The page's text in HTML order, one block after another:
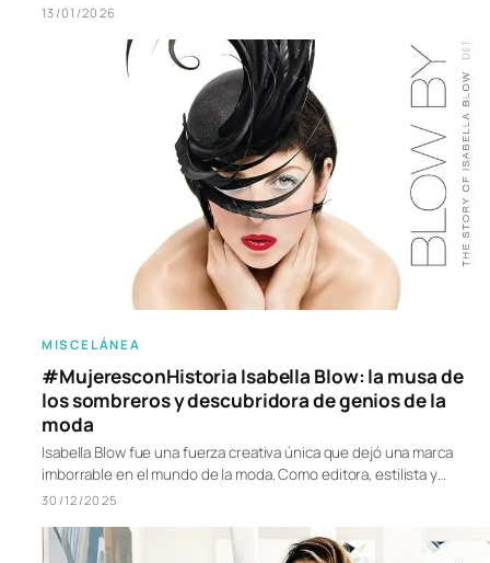
13/01/2026
MISCELÁNEA
#MujeresconHistoria Isabella Blow: la musa de
los sombreros y descubridora de genios de la
moda
Isabella Blow fue una fuerza creativa única que dejó una marca
imborrable en el mundo de la moda. Como editora, estilista y…
30/12/2025